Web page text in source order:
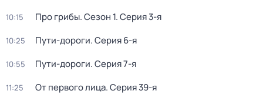
10:15 Про грибы. Сезон 1. Серия 3-я
10:25 Пути-дороги. Серия 6-я
10:55 Пути-дороги. Серия 7-я
11:25 От первого лица. Серия 39-я